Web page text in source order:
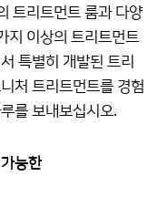
트리트먼트 룸과 다양
지 이상의 트리트먼트
특별히 개발된 트리
처 트리트먼트를 경험
를 보내보십시오.
능한